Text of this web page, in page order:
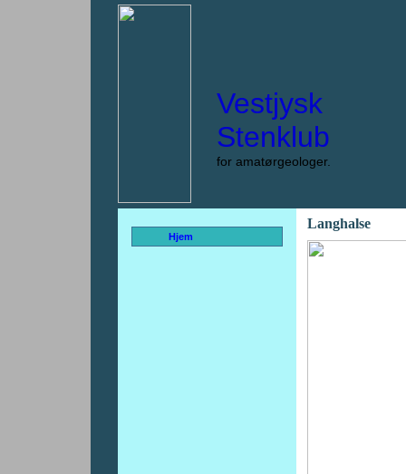
Vestjysk
Stenklub
for amatørgeologer.
Hjem
Langhalse